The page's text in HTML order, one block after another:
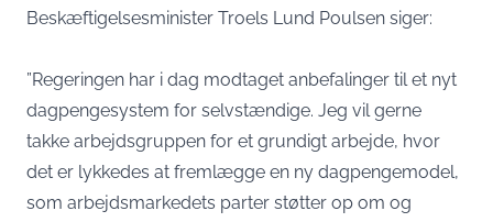
Beskæftigelsesminister Troels Lund Poulsen siger:
”Regeringen har i dag modtaget anbefalinger til et nyt
dagpengesystem for selvstændige. Jeg vil gerne
takke arbejdsgruppen for et grundigt arbejde, hvor
det er lykkedes at fremlægge en ny dagpengemodel,
som arbejdsmarkedets parter støtter op om og